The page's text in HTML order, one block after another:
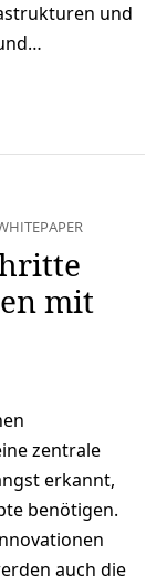
und
mit
zentrale
erkannt,
benötigen.
auch die